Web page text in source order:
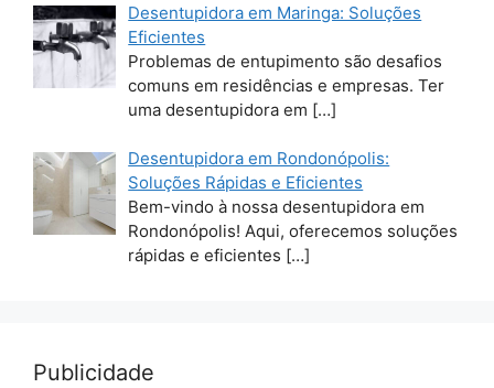
Desentupidora em Maringa: Soluções
Eficientes
Problemas de entupimento são desafios
comuns em residências e empresas. Ter
uma desentupidora em […]
Desentupidora em Rondonópolis:
Soluções Rápidas e Eficientes
Bem-vindo à nossa desentupidora em
Rondonópolis! Aqui, oferecemos soluções
rápidas e eficientes […]
Publicidade